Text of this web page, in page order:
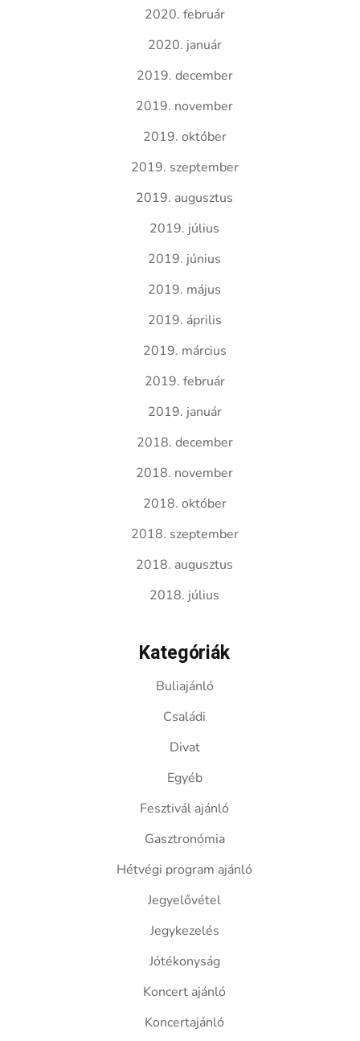
2020. február
2020. január
2019. december
2019. november
2019. október
2019. szeptember
2019. augusztus
2019. július
2019. június
2019. május
2019. április
2019. március
2019. február
2019. január
2018. december
2018. november
2018. október
2018. szeptember
2018. augusztus
2018. július
Kategóriák
Buliajánló
Családi
Divat
Egyéb
Fesztivál ajánló
Gasztronómia
Hétvégi program ajánló
Jegyelővétel
Jegykezelés
Jótékonyság
Koncert ajánló
Koncertajánló